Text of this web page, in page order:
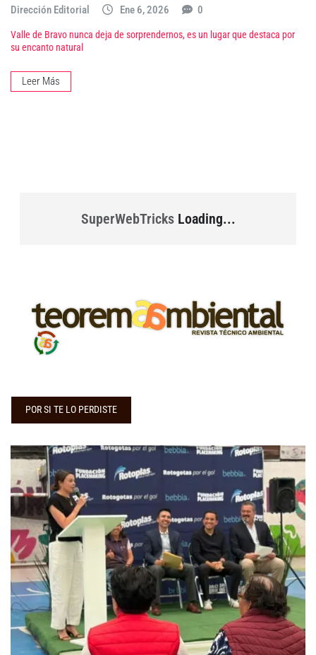
Dirección Editorial Ene 6, 2026 0
Valle de Bravo nunca deja de sorprendernos, es un lugar que destaca por
su encanto natural
Leer Más
SuperWebTricksLoading...
POR SI TE LO PERDISTE